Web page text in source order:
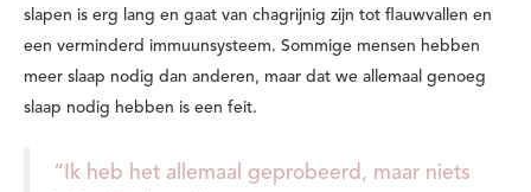
slapen is erg lang en gaat van chagrijnig zijn tot flauwvallen en
een verminderd immuunsysteem. Sommige mensen hebben
meer slaap nodig dan anderen, maar dat we allemaal genoeg
slaap nodig hebben is een feit.
“Ik heb het allemaal geprobeerd, maar niets